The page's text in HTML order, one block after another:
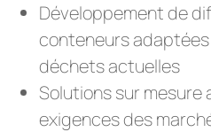
Développement de
conteneurs
déchets actuelles
Solutions sur mesure
exigences des